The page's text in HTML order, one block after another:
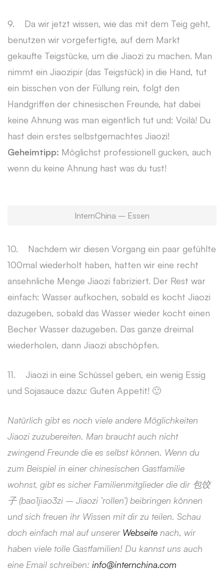
9. Da wir jetzt wissen, wie das mit dem Teig geht,
benutzen wir vorgefertigte, auf dem Markt
gekaufte Teigstücke, um die Jiaozi zu machen. Man
nimmt ein Jiaozipir (das Teigstück) in die Hand, tut
ein bisschen von der Füllung rein, folgt den
Handgriffen der chinesischen Freunde, hat dabei
keine Ahnung was man eigentlich tut und: Voilà! Du
hast dein erstes selbstgemachtes Jiaozi!
Geheimtipp: Möglichst professionell gucken, auch
wenn du keine Ahnung hast was du tust!
InternChina – Essen
10. Nachdem wir diesen Vorgang ein paar gefühlte
100mal wiederholt haben, hatten wir eine recht
ansehnliche Menge Jiaozi fabriziert. Der Rest war
einfach: Wasser aufkochen, sobald es kocht Jiaozi
dazugeben, sobald das Wasser wieder kocht einen
Becher Wasser dazugeben. Das ganze dreimal
wiederholen, dann Jiaozi abschöpfen.
11. Jiaozi in eine Schüssel geben, ein wenig Essig
und Sojasauce dazu: Guten Appetit! 🙂
Natürlich gibt es noch viele andere Möglichkeiten
Jiaozi zuzubereiten. Man braucht auch nicht
zwingend Freunde die es selbst können. Wenn du
zum Beispiel in einer chinesischen Gastfamilie
wohnst, gibt es sicher Familienmitglieder die dir 包饺
子 (bao1jiao3zi – Jiaozi ‘rollen’) beibringen können
und sich freuen ihr Wissen mit dir zu teilen. Schau
doch einfach mal auf unsererWebseite nach, wir
haben viele tolle Gastfamilien! Du kannst uns auch
eine Email schreiben: info@internchina.com